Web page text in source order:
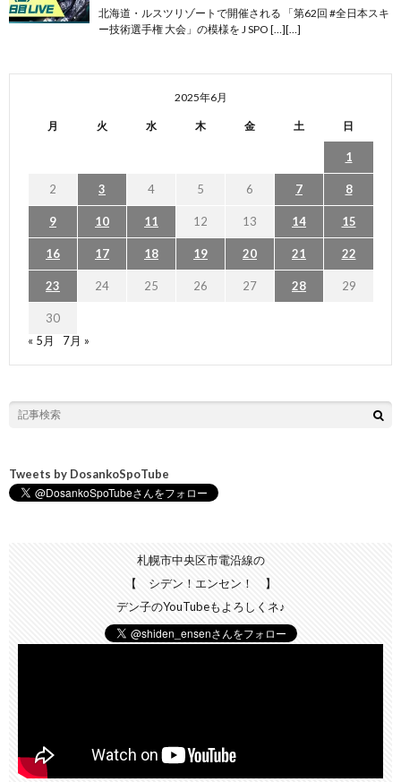
北海道・ルスツリゾートで開催される 「第62回 #全日本スキ
ー技術選手権 大会」の模様を J SPO […][…]
2025年6月
月 火 水 木 金 土 日
1
2 3 4 5 6 7 8
9 10 11 12 13 14 15
16 17 18 19 20 21 22
23 24 25 26 27 28 29
30
« 5月
7月 »
Tweets by DosankoSpoTube
札幌市中央区市電沿線の
【 シデン！エンセン！ 】
デン子のYouTubeもよろしくネ♪